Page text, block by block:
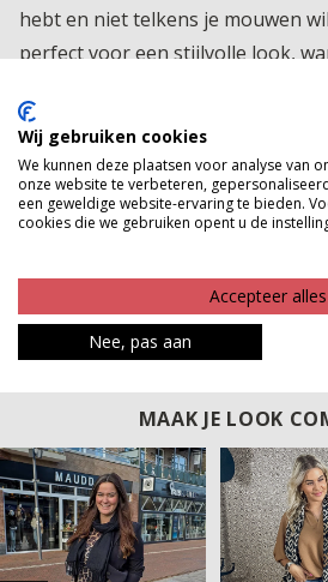
hebt en niet telkens je mouwen
perfect voor een stijlvolle look,
blazer en wil je dat je blouse net
onder de armsgaten uitkomt maar
houden deze mouwophouders
Comfortabel, praktisch en een
iedereen die houdt van gemak en
Betaalinformatie
MAAK JE LOOK
Wij gebruiken cookies
We kunnen deze plaatsen voor analyse van
onze website te verbeteren,
een geweldige website-ervaring te bieden.
cookies die we gebruiken opent u de
Accepteer alles
Nee, pas aan